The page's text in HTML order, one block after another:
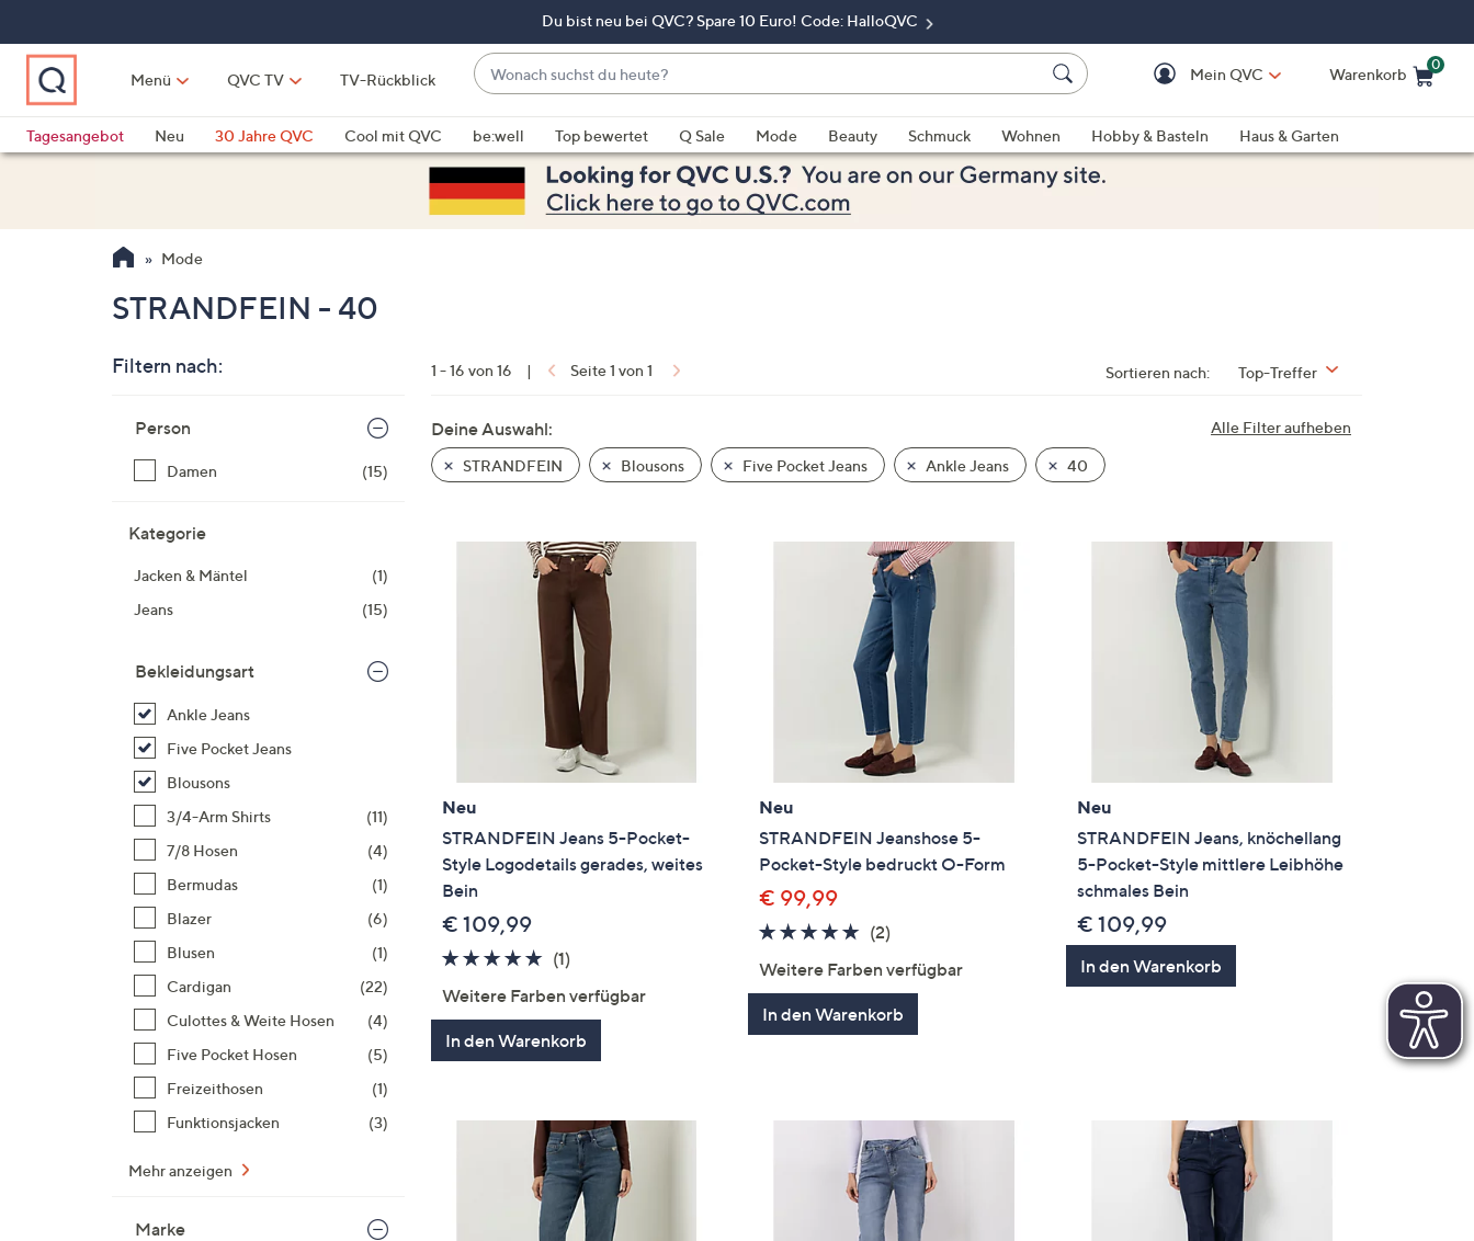
springen
Du bist neu bei QVC? Spare 10 Euro! Code: HalloQVC
Menü QVC TV TV-Rückblick
Wonach
suchst
du
heute?
Vorschläge
verfügbar
sind,
verwenden
und
unten
oder
wischen
Touch-
Geräten
anzuzeigen.
Mein QVC Warenkorb
0
Tagesangebot
Neu 30 Jahre QVC Cool mit QVC be:well Top bewertet Q Sale Mode Beauty Schmuck Wohnen Hobby & Basteln
Haus & Garten
Mode
STRANDFEIN - 40
Filtern nach:
Produktliste
Person
Damen (15)
Kategorie
Jacken & Mäntel
(1)
Jeans
(15)
Bekleidungsart
Ankle Jeans
Five Pocket Jeans
Blousons
3/4-Arm Shirts
(11)
7/8 Hosen
(4)
Bermudas
(1)
Blazer
(6)
Blusen
(1)
Cardigan
(22)
Culottes & Weite Hosen
(4)
Five Pocket Hosen
(5)
Freizeithosen
(1)
Funktionsjacken
(3)
Mehr anzeigen
Marke
1 - 16 von 16 | Seite 1 von 1 Sortieren nach: Top-Treffer
Alle Filter aufheben
Deine Auswahl:
STRANDFEIN Blousons Five Pocket Jeans Ankle Jeans 40
Neu
STRANDFEIN Jeans 5-Pocket-
Style Logodetails gerades, weites
Bein
€ 109,99
5.0
5
(1)1
Weitere Farben verfügbar
In den Warenkorb
Neu
STRANDFEIN Jeanshose 5-
Pocket-Style bedruckt O-Form
€ 99,99
5.0
5
(2)
Weitere Farben verfügbar
In den Warenkorb
Neu
STRANDFEIN Jeans, knöchellang
5-Pocket-Style mittlere Leibhöhe
schmales Bein
€ 109,99
In den Warenkorb